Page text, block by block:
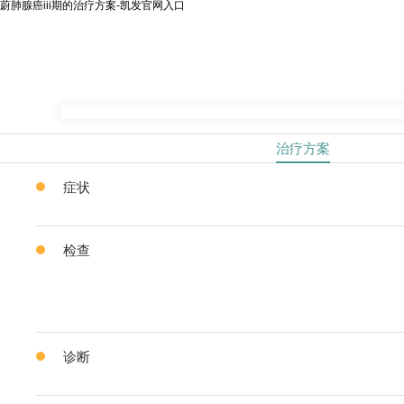
蔚肺腺癌iii期的治疗方案-凯发官网入口
治疗方案
症状
检查
诊断